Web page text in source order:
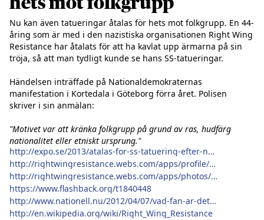
Nu kan även tatueringar åtalas för hets mot folkgrupp. En 44-
åring som är med i den nazistiska organisationen Right Wing
Resistance har åtalats för att ha kavlat upp ärmarna på sin
tröja, så att man tydligt kunde se hans SS-tatueringar.
Händelsen inträffade på Nationaldemokraternas
manifestation i Kortedala i Göteborg förra året. Polisen
skriver i sin anmälan:
"Motivet var att kränka folkgrupp på grund av ras, hudfärg
nationalitet eller etniskt ursprung."
http://expo.se/2013/atalas-for-ss-tatuering-efter-nd-demonstration_5678.html
http://rightwingresistance.webs.com/apps/profile/95227884/
http://rightwingresistance.webs.com/apps/photos/album?albumid=14211136
https://www.flashback.org/t1840448
http://www.nationell.nu/2012/04/07/vad-fan-ar-detta-3-right-wing-resistance-sweden/
http://en.wikipedia.org/wiki/Right_Wing_Resistance